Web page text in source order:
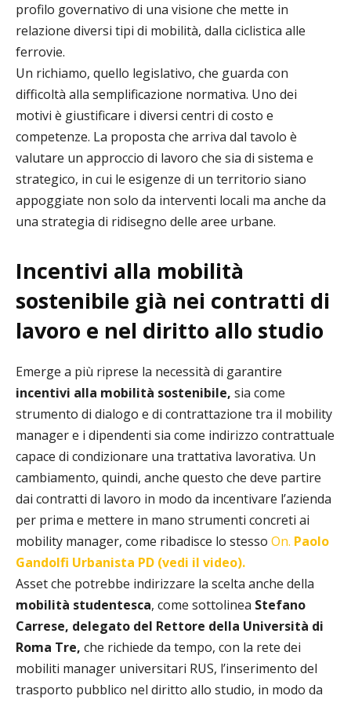
profilo governativo di una visione che mette in
relazione diversi tipi di mobilità, dalla ciclistica alle
ferrovie.
Un richiamo, quello legislativo, che guarda con
difficoltà alla semplificazione normativa. Uno dei
motivi è giustificare i diversi centri di costo e
competenze. La proposta che arriva dal tavolo è
valutare un approccio di lavoro che sia di sistema e
strategico, in cui le esigenze di un territorio siano
appoggiate non solo da interventi locali ma anche da
una strategia di ridisegno delle aree urbane.
Incentivi alla mobilità
sostenibile già nei contratti di
lavoro e nel diritto allo studio
Emerge a più riprese la necessità di garantire
incentivi alla mobilità sostenibile, sia come
strumento di dialogo e di contrattazione tra il mobility
manager e i dipendenti sia come indirizzo contrattuale
capace di condizionare una trattativa lavorativa. Un
cambiamento, quindi, anche questo che deve partire
dai contratti di lavoro in modo da incentivare l’azienda
per prima e mettere in mano strumenti concreti ai
mobility manager, come ribadisce lo stesso On. Paolo
Gandolfi Urbanista PD (vedi il video).
Asset che potrebbe indirizzare la scelta anche della
mobilità studentesca, come sottolinea Stefano
Carrese, delegato del Rettore della Università di
Roma Tre, che richiede da tempo, con la rete dei
mobiliti manager universitari RUS, l’inserimento del
trasporto pubblico nel diritto allo studio, in modo da